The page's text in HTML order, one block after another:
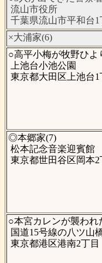
流山市役所
千葉県流山市平和台1
×大浦家(6)
○高平小梅が牧野ひよ
上池台小池公園
東京都大田区上池台1
◎本郷家(7)
松本記念音楽迎賓館
東京都世田谷区岡本2
○本宮カレンが襲われ
国道15号線の八ツ山
東京都港区港南2丁目